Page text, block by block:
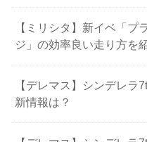
【ミリシタ】新イベ「プ
ジ」の効率良い走り方を
【デレマス】シンデレラ
新情報は？